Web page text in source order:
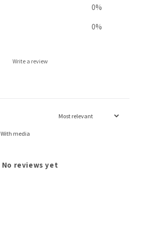
0%
0%
Write a review
With media
No reviews yet